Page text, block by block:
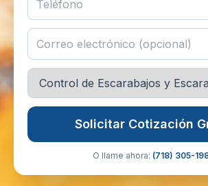
Solicitar Cotización
O llame ahora: (718) 305-